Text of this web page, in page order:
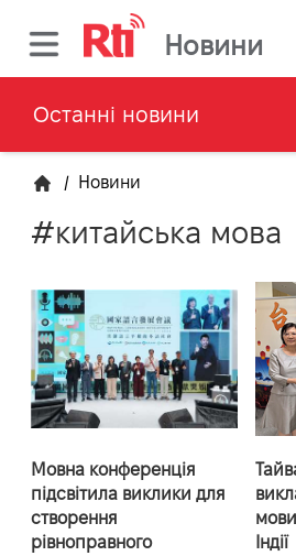
Новини
Останні новини
/ Новини
#китайська мова
Мовна конференція
підсвітила виклики для
створення
рівноправного
Індії